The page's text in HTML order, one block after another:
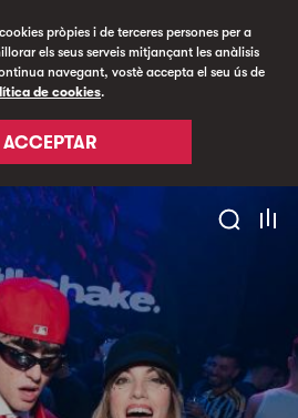
pròpies i de terceres persones per a
els seus serveis mitjançant les anàlisis
navegant, vostè accepta el seu ús de
de cookies.
ACCEPTAR